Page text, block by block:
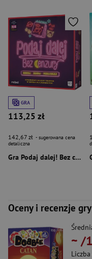
GRA
113,25 zł
142,67 zł - sugerowana cena
detaliczna
Gra Podaj dalej! Bez cenzury
Oceny i recenzje gry
~ /